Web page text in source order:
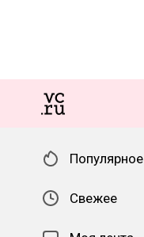
Популярное
Свежее